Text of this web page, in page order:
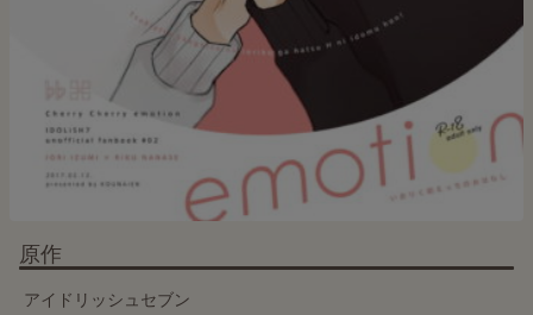
原作
アイドリッシュセブン